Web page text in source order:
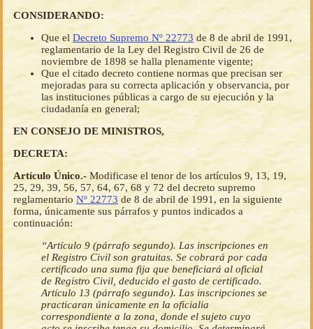
CONSIDERANDO:
Que el Decreto Supremo Nº 22773 de 8 de abril de 1991,
reglamentario de la Ley del Registro Civil de 26 de
noviembre de 1898 se halla plenamente vigente;
Que el citado decreto contiene normas que precisan ser
mejoradas para su correcta aplicación y observancia, por
las instituciones públicas a cargo de su ejecución y la
ciudadanía en general;
EN CONSEJO DE MINISTROS,
DECRETA:
Artículo Único.- Modificase el tenor de los artículos 9, 13, 19,
25, 29, 39, 56, 57, 64, 67, 68 y 72 del decreto supremo
reglamentario Nº 22773 de 8 de abril de 1991, en la siguiente
forma, únicamente sus párrafos y puntos indicados a
continuación:
“Artículo 9 (párrafo segundo). Las inscripciones en
el Registro Civil son gratuitas. Se cobrará por cada
certificado una suma fija que beneficiará al oficial
de Registro Civil, deducido el gasto de certificado.
Artículo 13 (párrafo segundo). Las inscripciones se
practicaran únicamente en la oficialia
correspondiente a la zona, donde el sujeto cuyo